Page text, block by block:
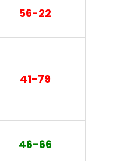
56-22
41-79
46-66